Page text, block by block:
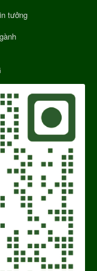
tưởng